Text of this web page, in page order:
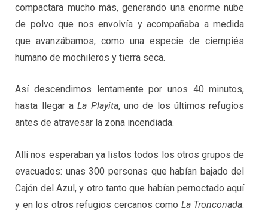
compactara mucho más, generando una enorme nube
de polvo que nos envolvía y acompañaba a medida
que avanzábamos, como una especie de ciempiés
humano de mochileros y tierra seca.
Así descendimos lentamente por unos 40 minutos,
hasta llegar aLa Playita, uno de los últimos refugios
antes de atravesar la zona incendiada.
Allí nos esperaban ya listos todos los otros grupos de
evacuados: unas 300 personas que habían bajado del
Cajón del Azul, y otro tanto que habían pernoctado aquí
y en los otros refugios cercanos como La Tronconada.